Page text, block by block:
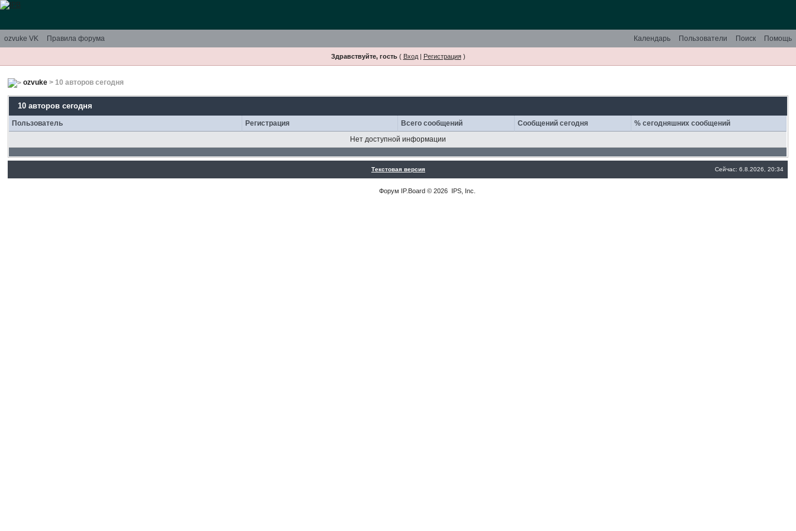
ozvuke VK Правила форума Помощь
Поиск
Пользователи
Календарь
Здравствуйте, гость( Вход| Регистрация)
ozvuke > 10 авторов сегодня
10 авторов сегодня
Пользователь Регистрация Всего сообщений Сообщений сегодня
% сегодняшних сообщений
Нет доступной информации
Текстовая версия Сейчас: 6.8.2026, 20:34
Форум IP.Board © 2026 IPS, Inc